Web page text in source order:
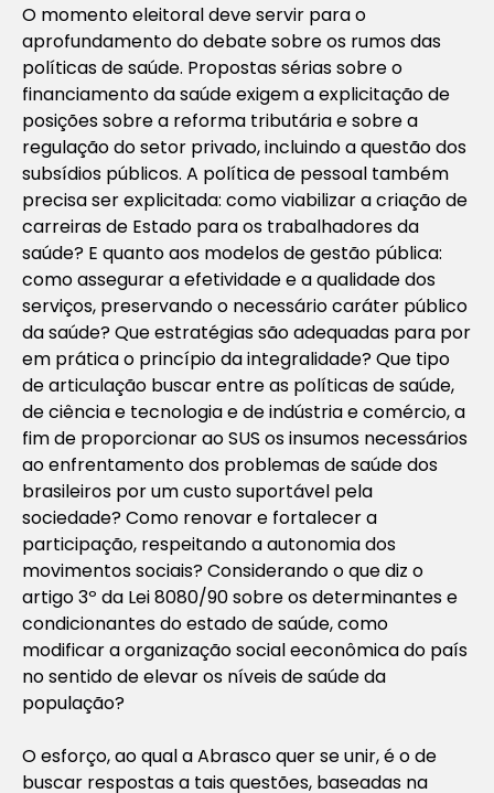
O momento eleitoral deve servir para o
aprofundamento do debate sobre os rumos das
políticas de saúde. Propostas sérias sobre o
financiamento da saúde exigem a explicitação de
posições sobre a reforma tributária e sobre a
regulação do setor privado, incluindo a questão dos
subsídios públicos. A política de pessoal também
precisa ser explicitada: como viabilizar a criação de
carreiras de Estado para os trabalhadores da
saúde? E quanto aos modelos de gestão pública:
como assegurar a efetividade e a qualidade dos
serviços, preservando o necessário caráter público
da saúde? Que estratégias são adequadas para por
em prática o princípio da integralidade? Que tipo
de articulação buscar entre as políticas de saúde,
de ciência e tecnologia e de indústria e comércio, a
fim de proporcionar ao SUS os insumos necessários
ao enfrentamento dos problemas de saúde dos
brasileiros por um custo suportável pela
sociedade? Como renovar e fortalecer a
participação, respeitando a autonomia dos
movimentos sociais? Considerando o que diz o
artigo 3º da Lei 8080/90 sobre os determinantes e
condicionantes do estado de saúde, como
modificar a organização social eeconômica do país
no sentido de elevar os níveis de saúde da
população?
O esforço, ao qual a Abrasco quer se unir, é o de
buscar respostas a tais questões, baseadas na